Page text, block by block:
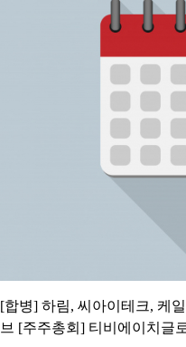
[합병] 하림, 씨아이테크, 케
브 [주주총회] 티비에이치글